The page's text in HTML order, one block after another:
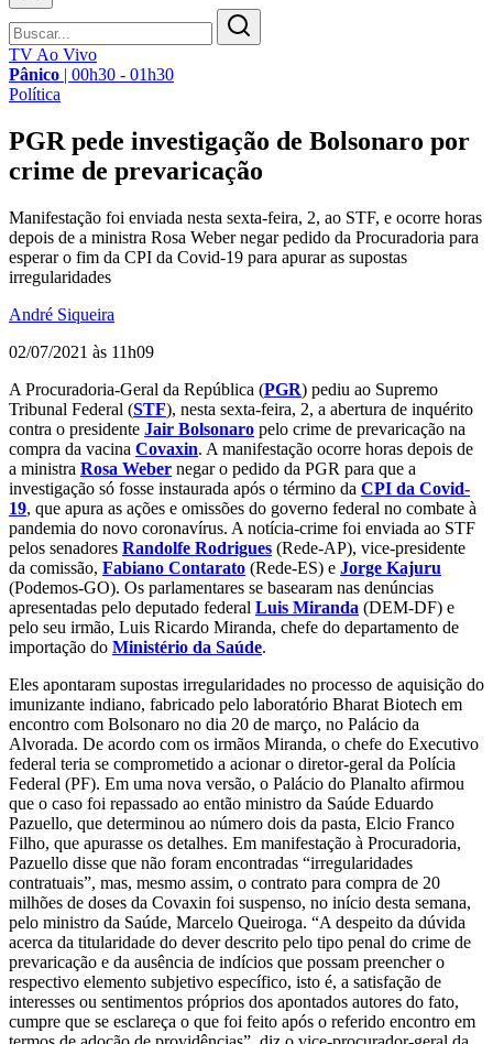
TV Ao Vivo
Pânico | 00h30 - 01h30
Política
PGR pede investigação de Bolsonaro por
crime de prevaricação
Manifestação foi enviada nesta sexta-feira, 2, ao STF, e ocorre horas
depois de a ministra Rosa Weber negar pedido da Procuradoria para
esperar o fim da CPI da Covid-19 para apurar as supostas
irregularidades
André Siqueira
02/07/2021 às 11h09
A Procuradoria-Geral da República (PGR) pediu ao Supremo
Tribunal Federal (STF), nesta sexta-feira, 2, a abertura de inquérito
contra o presidente Jair Bolsonaro pelo crime de prevaricação na
compra da vacina Covaxin. A manifestação ocorre horas depois de
a ministra Rosa Weber negar o pedido da PGR para que a
investigação só fosse instaurada após o término da CPI da Covid-
19, que apura as ações e omissões do governo federal no combate à
pandemia do novo coronavírus. A notícia-crime foi enviada ao STF
pelos senadores Randolfe Rodrigues (Rede-AP), vice-presidente
da comissão, Fabiano Contarato (Rede-ES) e Jorge Kajuru
(Podemos-GO). Os parlamentares se basearam nas denúncias
apresentadas pelo deputado federal Luis Miranda (DEM-DF) e
pelo seu irmão, Luis Ricardo Miranda, chefe do departamento de
importação do Ministério da Saúde.
Eles apontaram supostas irregularidades no processo de aquisição do
imunizante indiano, fabricado pelo laboratório Bharat Biotech em
encontro com Bolsonaro no dia 20 de março, no Palácio da
Alvorada. De acordo com os irmãos Miranda, o chefe do Executivo
federal teria se comprometido a acionar o diretor-geral da Polícia
Federal (PF). Em uma nova versão, o Palácio do Planalto afirmou
que o caso foi repassado ao então ministro da Saúde Eduardo
Pazuello, que determinou ao número dois da pasta, Elcio Franco
Filho, que apurasse os detalhes. Em manifestação à Procuradoria,
Pazuello disse que não foram encontradas “irregularidades
contratuais”, mas, mesmo assim, o contrato para compra de 20
milhões de doses da Covaxin foi suspenso, no início desta semana,
pelo ministro da Saúde, Marcelo Queiroga. “A despeito da dúvida
acerca da titularidade do dever descrito pelo tipo penal do crime de
prevaricação e da ausência de indícios que possam preencher o
respectivo elemento subjetivo específico, isto é, a satisfação de
interesses ou sentimentos próprios dos apontados autores do fato,
cumpre que se esclareça o que foi feito após o referido encontro em